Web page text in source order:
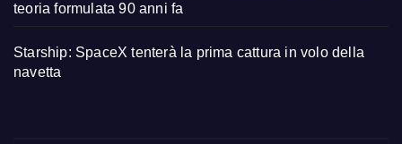
teoria formulata 90 anni fa
Starship: SpaceX tenterà la prima cattura in volo della
navetta